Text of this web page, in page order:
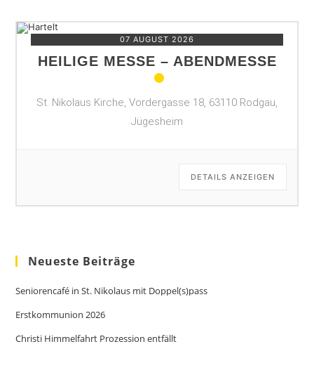
07 AUGUST 2026
HEILIGE MESSE – ABENDMESSE
St. Nikolaus Kirche, Vordergasse 18, 63110 Rodgau,
Jügesheim
DETAILS ANZEIGEN
Neueste Beiträge
Seniorencafé in St. Nikolaus mit Doppel(s)pass
Erstkommunion 2026
Christi Himmelfahrt Prozession entfällt